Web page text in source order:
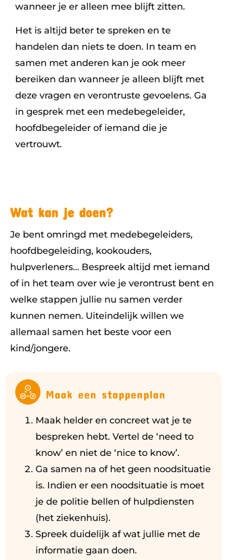
wanneer je er alleen mee blijft zitten.
Het is altijd beter te spreken en te
handelen dan niets te doen. In team en
samen met anderen kan je ook meer
bereiken dan wanneer je alleen blijft met
deze vragen en verontruste gevoelens. Ga
in gesprek met een medebegeleider,
hoofdbegeleider of iemand die je
vertrouwt.
Wat kan je doen?
Je bent omringd met medebegeleiders,
hoofdbegeleiding, kookouders,
hulpverleners… Bespreek altijd met iemand
of in het team over wie je verontrust bent en
welke stappen jullie nu samen verder
kunnen nemen. Uiteindelijk willen we
allemaal samen het beste voor een
kind/jongere.
Maak een stappenplan
Maak helder en concreet wat je te
bespreken hebt. Vertel de ‘need to
know’ en niet de ‘nice to know’.
Ga samen na of het geen noodsituatie
is. Indien er een noodsituatie is moet
je de politie bellen of hulpdiensten
(het ziekenhuis).
Spreek duidelijk af wat jullie met de
informatie gaan doen.